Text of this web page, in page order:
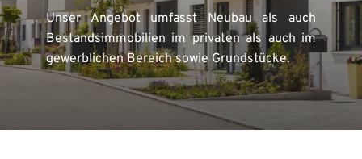
Unser Angebot umfasst Neubau als auch
Bestandsimmobilien im privaten als auch im
gewerblichen Bereich sowie Grundstücke.